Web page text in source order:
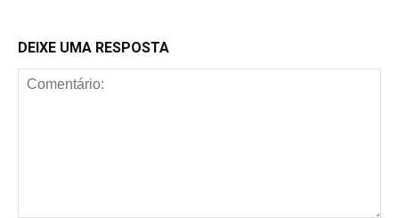
DEIXE UMA RESPOSTA